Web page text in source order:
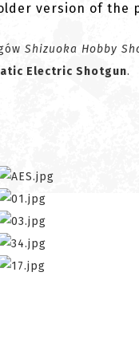
version of the
Shizuoka Hobby
Electric Shotgun.